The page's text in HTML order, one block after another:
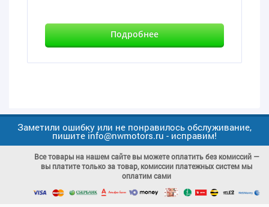
Подробнее
Заметили ошибку или не понравилось обслуживание,
пишите info@nwmotors.ru - исправим!
Все товары на нашем сайте вы можете оплатить без комиссий —
вы платите только за товар, комиссии платежных систем мы
оплатим сами